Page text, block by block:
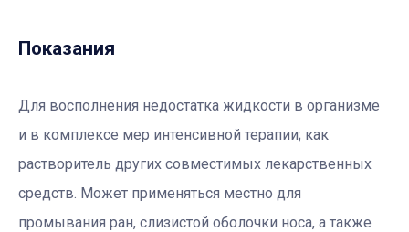
Показания
Для восполнения недостатка жидкости в организме
и в комплексе мер интенсивной терапии; как
растворитель других совместимых лекарственных
средств. Может применяться местно для
промывания ран, слизистой оболочки носа, а также